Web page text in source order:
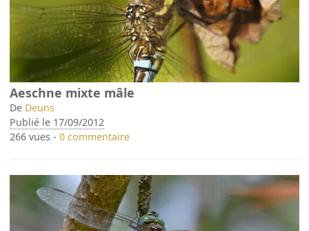
Aeschne mixte mâle
De Deuns
Publié le 17/09/2012
266 vues -0 commentaire